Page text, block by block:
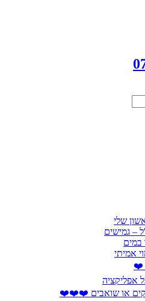
שלי
– גמישים
במים
אמיתי
❤️
אפליקציה
או שואבים ❤️❤️❤️